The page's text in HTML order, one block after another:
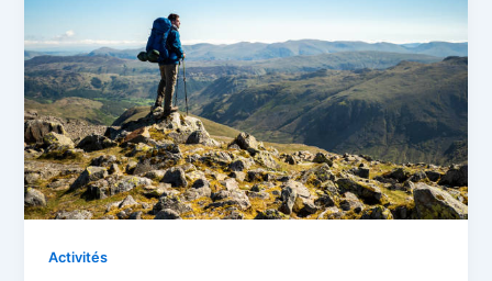
Activités